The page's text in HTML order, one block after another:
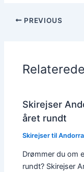
PREVIOUS
Skirejser
året rundt
Skirejser til Andorra
Drømmer du om
rundt? Skirejser